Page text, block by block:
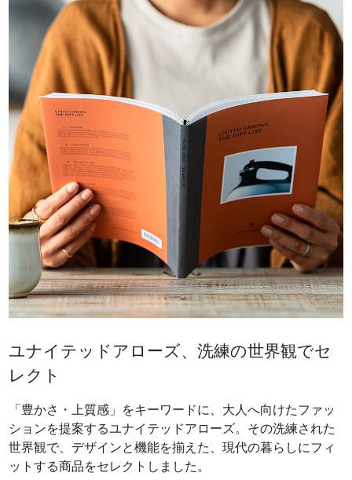
ユナイテッドアローズ、洗練の世界観でセ
レクト
「豊かさ・上質感」をキーワードに、大人へ向けたファッ
ションを提案するユナイテッドアローズ。その洗練された
世界観で、デザインと機能を揃えた、現代の暮らしにフィ
ットする商品をセレクトしました。